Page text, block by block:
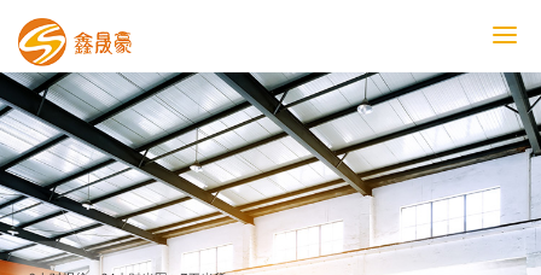
鑫晟豪首页
产品中心
工程案例
膜结构车棚
污水池反吊膜加盖
鑫晟豪资讯
关于鑫晟豪
联系鑫晟豪